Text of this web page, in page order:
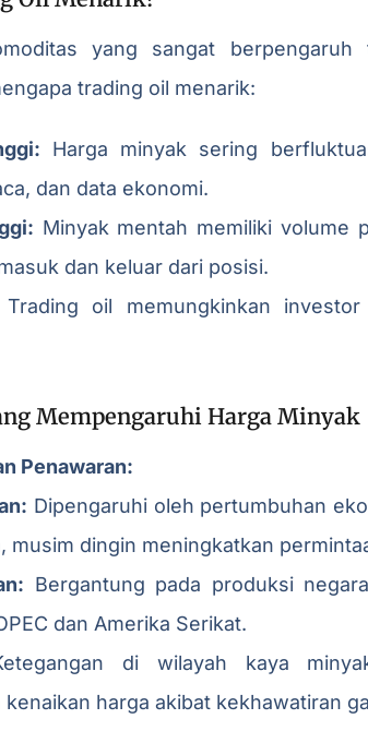
yang sangat
trading oil menarik:
Harga minyak sering
dan data ekonomi.
Minyak mentah memiliki volume
dan keluar dari posisi.
Trading oil memungkinkan
Mempengaruhi Harga Minyak
Penawaran:
Dipengaruhi oleh pertumbuhan
musim dingin meningkatkan
Bergantung pada produksi
dan Amerika Serikat.
di wilayah kaya
harga akibat kekhawatiran